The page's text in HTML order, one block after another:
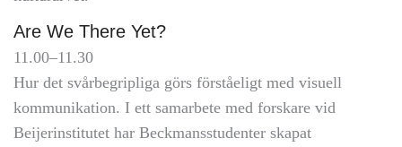
Are We There Yet?
11.00–11.30
Hur det svårbegripliga görs förståeligt med visuell
kommunikation. I ett samarbete med forskare vid
Beijerinstitutet har Beckmansstudenter skapat